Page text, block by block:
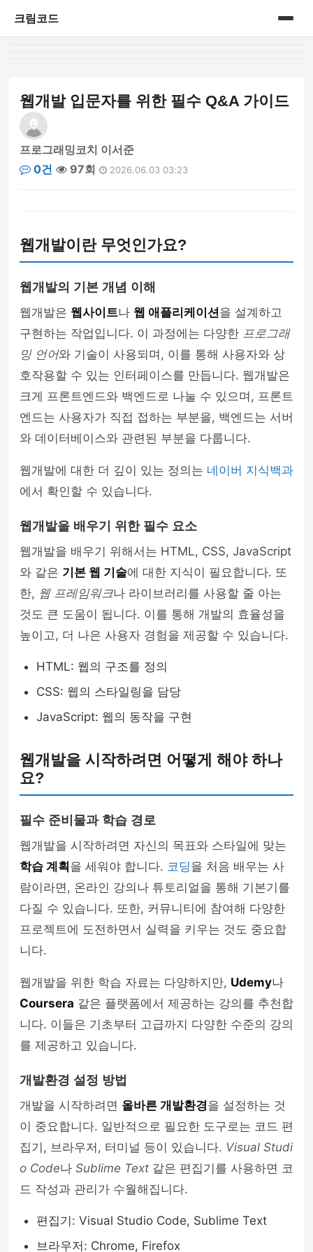
크림코드
웹개발 입문자를 위한 필수 Q&A 가이드
프로그래밍코치 이서준
0건
97회 2026.06.03 03:23
웹개발이란 무엇인가요?
웹개발의 기본 개념 이해
웹개발은 웹사이트나 웹 애플리케이션을 설계하고
구현하는 작업입니다. 이 과정에는 다양한 프로그래
밍 언어와 기술이 사용되며, 이를 통해 사용자와 상
호작용할 수 있는 인터페이스를 만듭니다. 웹개발은
크게 프론트엔드와 백엔드로 나눌 수 있으며, 프론트
엔드는 사용자가 직접 접하는 부분을, 백엔드는 서버
와 데이터베이스와 관련된 부분을 다룹니다.
웹개발에 대한 더 깊이 있는 정의는 네이버 지식백과
에서 확인할 수 있습니다.
웹개발을 배우기 위한 필수 요소
웹개발을 배우기 위해서는 HTML, CSS, JavaScript
와 같은 기본 웹 기술에 대한 지식이 필요합니다. 또
한, 웹 프레임워크나 라이브러리를 사용할 줄 아는
것도 큰 도움이 됩니다. 이를 통해 개발의 효율성을
높이고, 더 나은 사용자 경험을 제공할 수 있습니다.
HTML: 웹의 구조를 정의
CSS: 웹의 스타일링을 담당
JavaScript: 웹의 동작을 구현
웹개발을 시작하려면 어떻게 해야 하나
요?
필수 준비물과 학습 경로
웹개발을 시작하려면 자신의 목표와 스타일에 맞는
학습 계획 을 세워야 합니다. 코딩을 처음 배우는 사
람이라면, 온라인 강의나 튜토리얼을 통해 기본기를
다질 수 있습니다. 또한, 커뮤니티에 참여해 다양한
프로젝트에 도전하면서 실력을 키우는 것도 중요합
니다.
웹개발을 위한 학습 자료는 다양하지만, Udemy나
Coursera 같은 플랫폼에서 제공하는 강의를 추천합
니다. 이들은 기초부터 고급까지 다양한 수준의 강의
를 제공하고 있습니다.
개발환경 설정 방법
개발을 시작하려면 올바른 개발환경을 설정하는 것
이 중요합니다. 일반적으로 필요한 도구로는 코드 편
집기, 브라우저, 터미널 등이 있습니다. Visual Studi
o Code나 Sublime Text 같은 편집기를 사용하면 코
드 작성과 관리가 수월해집니다.
편집기: Visual Studio Code, Sublime Text
브라우저: Chrome, Firefox